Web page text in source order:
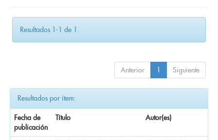
Resultados 1-1 de 1.
Anterior 1 Siguiente
Resultados por ítem:
Fecha de
publicación
Título Autor(es)